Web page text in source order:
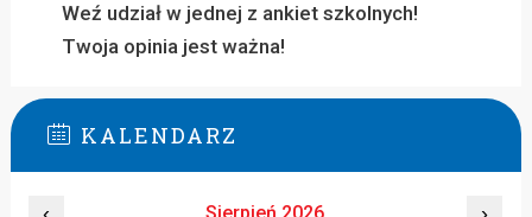
Weź udział w jednej z ankiet szkolnych!
Twoja opinia jest ważna!
KALENDARZ